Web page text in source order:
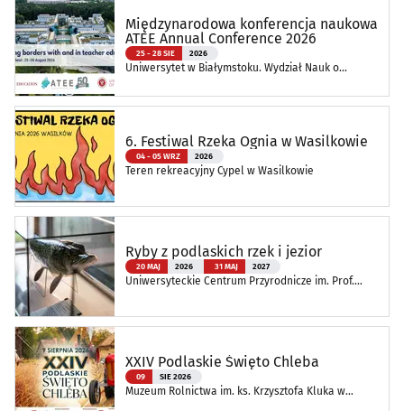
Międzynarodowa konferencja naukowa
ATEE Annual Conference 2026
25 - 28 SIE 2026
Uniwersytet w Białymstoku. Wydział Nauk o
6. Festiwal Rzeka Ognia w Wasilkowie
04 - 05 WRZ 2026
Teren rekreacyjny Cypel w Wasilkowie
Ryby z podlaskich rzek i jezior
20 MAJ 2026 31 MAJ 2027
Uniwersyteckie Centrum Przyrodnicze im. Prof.
XXIV Podlaskie Święto Chleba
09 SIE 2026
Muzeum Rolnictwa im. ks. Krzysztofa Kluka w